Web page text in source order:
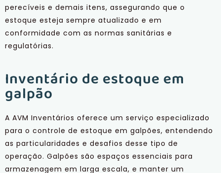
perecíveis e demais itens, assegurando que o
estoque esteja sempre atualizado e em
conformidade com as normas sanitárias e
regulatórias.
Inventário de estoque em
galpão
A AVM Inventários oferece um serviço especializado
para o controle de estoque em galpões, entendendo
as particularidades e desafios desse tipo de
operação. Galpões são espaços essenciais para
armazenagem em larga escala, e manter um